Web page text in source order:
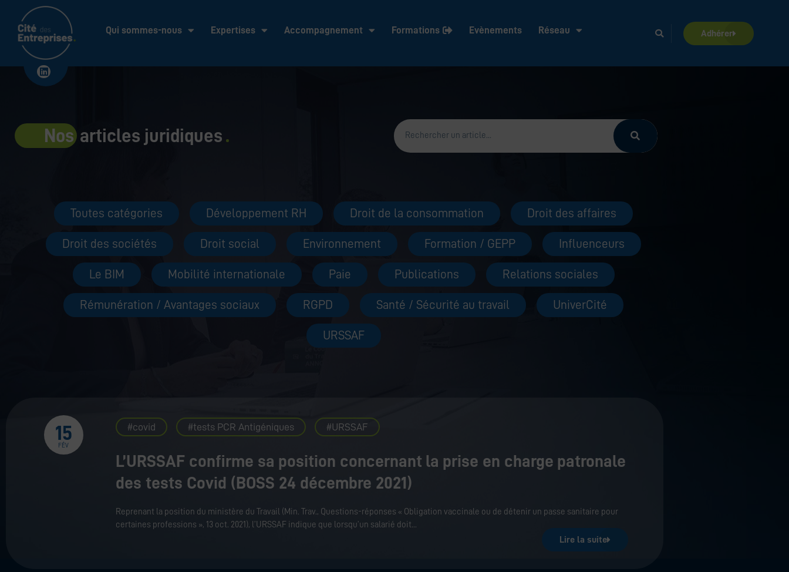
contenu
Linkedin
Qui sommes-nous Expertises Accompagnement Formations Evènements Réseau Adhérer
Nos articles juridiques
Rechercher
Toutes catégories Développement RH Droit de la consommation Droit des affaires
Droit des sociétés Droit social Environnement Formation / GEPP Influenceurs
Le BIM Mobilité internationale Paie Publications Relations sociales
Rémunération / Avantages sociaux RGPD Santé / Sécurité au travail UniverCité
URSSAF
15
FÉV
covid tests PCR Antigéniques URSSAF
L’URSSAF confirme sa position concernant la prise en charge patronale
des tests Covid (BOSS 24 décembre 2021)
​Reprenant la position du ministère du Travail (Min. Trav., Questions-réponses « Obligation vaccinale ou de détenir un passe sanitaire pour
certaines professions », 13 oct. 2021), l’URSSAF indique que lorsqu’un salarié doit
Lire la suite